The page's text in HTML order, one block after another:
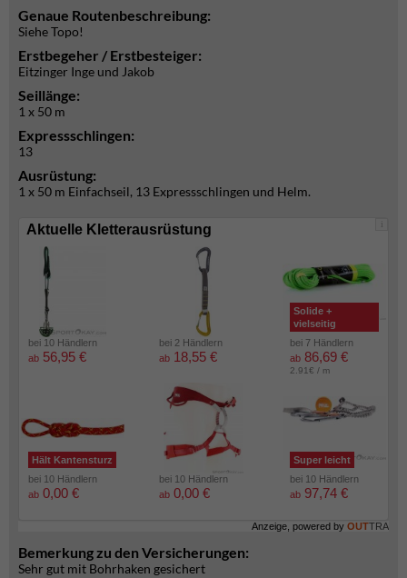
Genaue Routenbeschreibung:
Siehe Topo!
Erstbegeher / Erstbesteiger:
Eitzinger Inge und Jakob
Seillänge:
1 x 50 m
Expressschlingen:
13
Ausrüstung:
1 x 50 m Einfachseil, 13 Expressschlingen und Helm.
i
Aktuelle Kletterausrüstung
bei 10 Händlern
ab 56,95 €
bei 2 Händlern
ab 18,55 €
Solide +
vielseitig
bei 7 Händlern
ab 86,69 €
2.91€ / m
Hält Kantensturz
bei 10 Händlern
ab 0,00 €
bei 10 Händlern
ab 0,00 €
Super leicht
bei 10 Händlern
ab 97,74 €
Anzeige, powered by OUTTRA
Bemerkung zu den Versicherungen:
Sehr gut mit Bohrhaken gesichert